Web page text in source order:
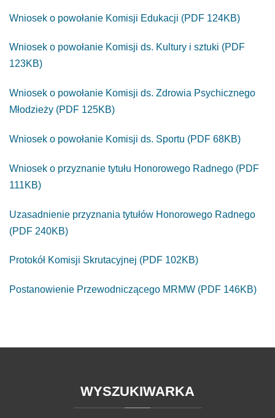
Wniosek o powołanie Komisji Edukacji (PDF 124KB)
Wniosek o powołanie Komisji ds. Kultury i sztuki (PDF
123KB)
Wniosek o powołanie Komisji ds. Zdrowia Psychicznego
Młodzieży (PDF 125KB)
Wniosek o powołanie Komisji ds. Sportu (PDF 68KB)
Wniosek o przyznanie tytułu Honorowego Radnego (PDF
111KB)
Uzasadnienie przyznania tytułów Honorowego Radnego
(PDF 240KB)
Protokół Komisji Skrutacyjnej (PDF 102KB)
Postanowienie Przewodniczącego MRMW (PDF 146KB)
WYSZUKIWARKA